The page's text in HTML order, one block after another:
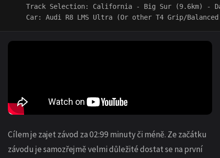
Track Selection: California - Big Sur (9.6km) -
Cílem je zajet závod za 02:99 minuty či méně. Ze začátku
závodu je samozřejmě velmi důležité dostat se na první